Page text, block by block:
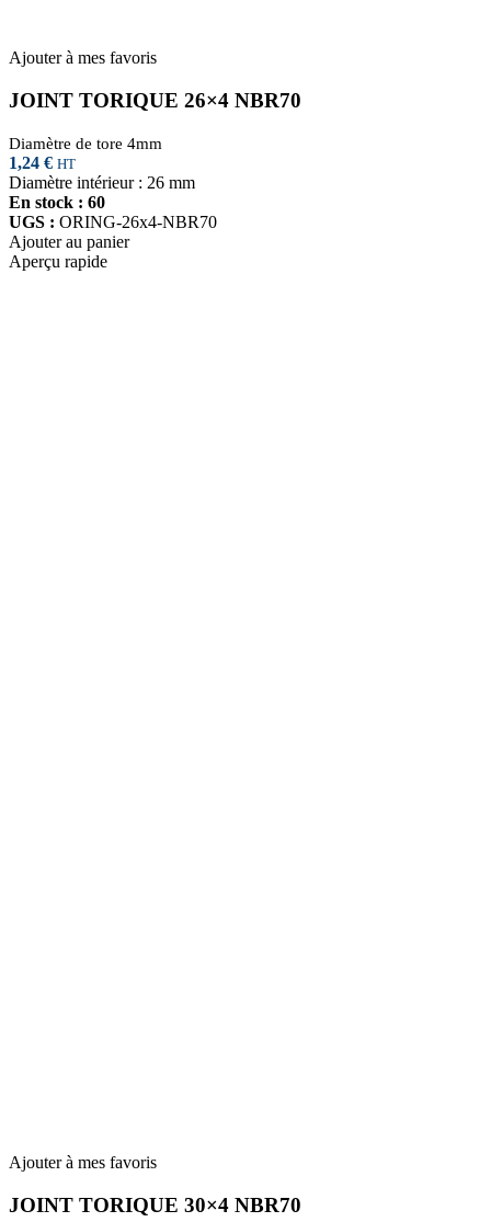
Ajouter à mes favoris
JOINT TORIQUE 26×4 NBR70
Diamètre de tore 4mm
1,24 € HT
Diamètre intérieur : 26 mm
En stock : 60
UGS : ORING-26x4-NBR70
Ajouter au panier
Aperçu rapide
Ajouter à mes favoris
JOINT TORIQUE 30×4 NBR70